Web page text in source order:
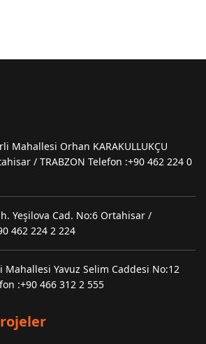
Mahallesi Orhan KARAKULLUKÇU
/ TRABZON Telefon :+90 462 224 0
Yeşilova Cad. No:6 Ortahisar /
462 224 2 224
Mahallesi Yavuz Selim Caddesi No:12
:+90 466 312 2 555